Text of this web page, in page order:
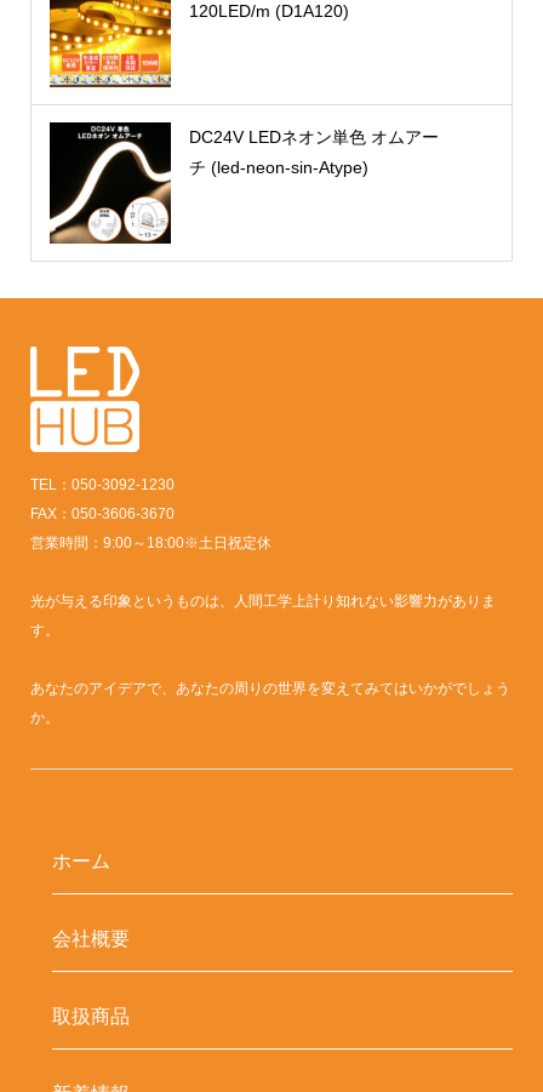
120LED/m (D1A120)
DC24V LEDネオン単色 オムアー
チ (led-neon-sin-Atype)
TEL：050-3092-1230
FAX：050-3606-3670
営業時間：9:00～18:00※土日祝定休
光が与える印象というものは、人間工学上計り知れない影響力がありま
す。
あなたのアイデアで、あなたの周りの世界を変えてみてはいかがでしょう
か。
ホーム
会社概要
取扱商品